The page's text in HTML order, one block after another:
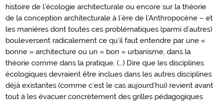
histoire de l’écologie architecturale ou encore sur la théorie
de la conception architecturale à l’ère de l’Anthropocène – et
les manières dont toutes ces problématiques (parmi d’autres)
bouleversent radicalement ce qu’il faut entendre par une «
bonne » architecture ou un « bon » urbanisme, dans la
théorie comme dans la pratique. (…) Dire que les disciplines
écologiques devraient être inclues dans les autres disciplines
déjà existantes (comme c’est le cas aujourd’hui) revient avant
tout à les évacuer concrètement des grilles pédagogiques